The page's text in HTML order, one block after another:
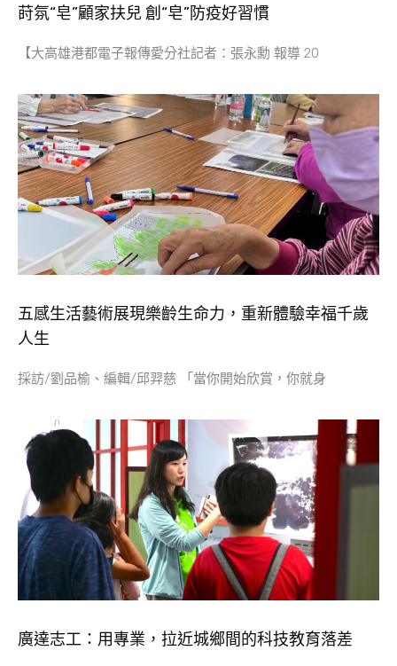
莳氛“皂”顧家扶兒 創“皂”防疫好習慣
【大高雄港都電子報傳愛分社記者：張永勳 報導 20
五感生活藝術展現樂齡生命力，重新體驗幸福千歲
人生
採訪/劉品榆、編輯/邱羿慈 「當你開始欣賞，你就身
廣達志工：用專業，拉近城鄉間的科技教育落差